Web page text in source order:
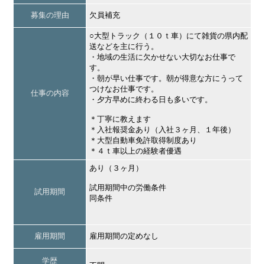
募集の理由 欠員補充
仕事の内容
○大型トラック（１０ｔ車）にて雑貨の県内配
送などを主に行う。
・地域の生活に欠かせない大切なお仕事で
す。
・朝が早い仕事です。朝が得意な方にうって
つけなお仕事です。
・夕方早めに終わる日も多いです。
＊丁寧に教えます
＊入社報奨金あり（入社３ヶ月、１年後）
＊大型自動車免許取得制度あり
＊４ｔ車以上の経験者優遇
試用期間
あり（３ヶ月）
試用期間中の労働条件
同条件
雇用期間 雇用期間の定めなし
学歴